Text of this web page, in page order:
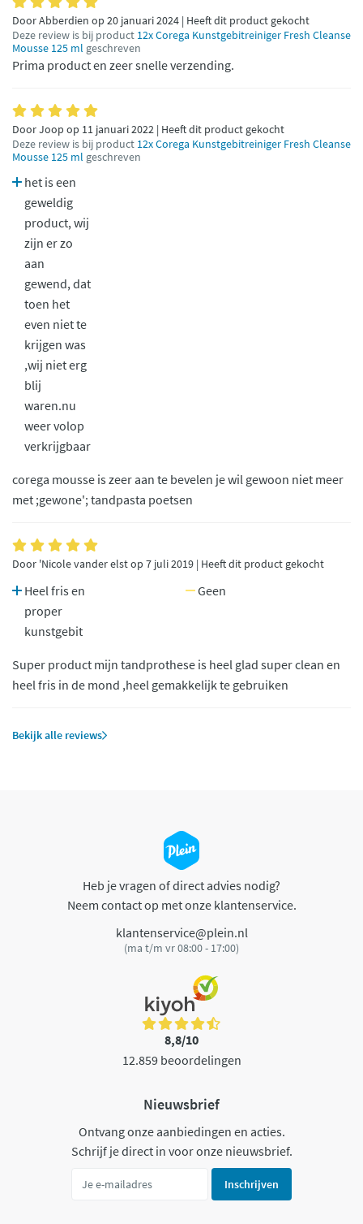
Door Abberdien op 20 januari 2024 | Heeft dit product gekocht
Deze review is bij product 12x Corega Kunstgebitreiniger Fresh Cleanse
Mousse 125 ml geschreven
Prima product en zeer snelle verzending.
Door Joop op 11 januari 2022 | Heeft dit product gekocht
Deze review is bij product 12x Corega Kunstgebitreiniger Fresh Cleanse
Mousse 125 ml geschreven
het is een
geweldig
product, wij
zijn er zo
aan
gewend, dat
toen het
even niet te
krijgen was
,wij niet erg
blij
waren.nu
weer volop
verkrijgbaar
corega mousse is zeer aan te bevelen je wil gewoon niet meer
met ;gewone'; tandpasta poetsen
Door 'Nicole vander elst op 7 juli 2019 | Heeft dit product gekocht
Heel fris en
proper
kunstgebit
Geen
Super product mijn tandprothese is heel glad super clean en
heel fris in de mond ,heel gemakkelijk te gebruiken
Bekijk alle reviews
Heb je vragen of direct advies nodig?
Neem contact op met onze klantenservice.
klantenservice@plein.nl
(ma t/m vr 08:00 - 17:00)
8,8/10
12.859 beoordelingen
Nieuwsbrief
Ontvang onze aanbiedingen en acties.
Schrijf je direct in voor onze nieuwsbrief.
Inschrijven